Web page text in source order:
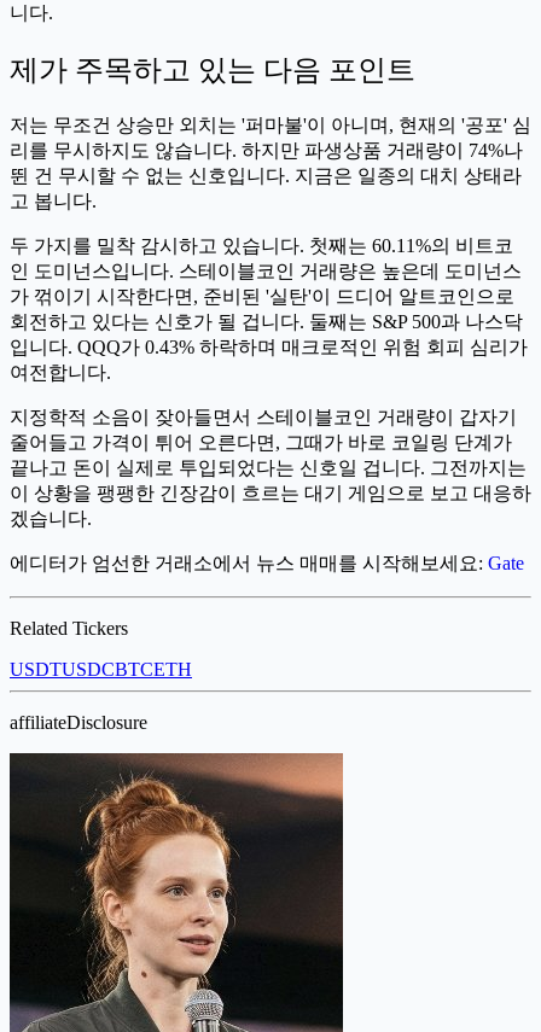
니다.
제가 주목하고 있는 다음 포인트
저는 무조건 상승만 외치는 '퍼마불'이 아니며, 현재의 '공포' 심
리를 무시하지도 않습니다. 하지만 파생상품 거래량이 74%나
뛴 건 무시할 수 없는 신호입니다. 지금은 일종의 대치 상태라
고 봅니다.
두 가지를 밀착 감시하고 있습니다. 첫째는 60.11%의 비트코
인 도미넌스입니다. 스테이블코인 거래량은 높은데 도미넌스
가 꺾이기 시작한다면, 준비된 '실탄'이 드디어 알트코인으로
회전하고 있다는 신호가 될 겁니다. 둘째는 S&P 500과 나스닥
입니다. QQQ가 0.43% 하락하며 매크로적인 위험 회피 심리가
여전합니다.
지정학적 소음이 잦아들면서 스테이블코인 거래량이 갑자기
줄어들고 가격이 튀어 오른다면, 그때가 바로 코일링 단계가
끝나고 돈이 실제로 투입되었다는 신호일 겁니다. 그전까지는
이 상황을 팽팽한 긴장감이 흐르는 대기 게임으로 보고 대응하
겠습니다.
에디터가 엄선한 거래소에서 뉴스 매매를 시작해보세요: Gate
Related Tickers
USDTUSDCBTCETH
affiliateDisclosure